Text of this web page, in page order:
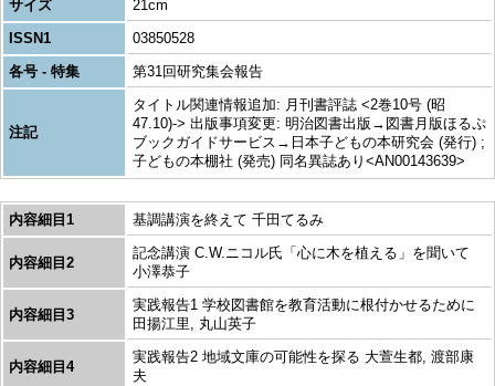
サイズ
21cm
ISSN1
03850528
各号 - 特集
第31回研究集会報告
注記
タイトル関連情報追加: 月刊書評誌 <2巻10号 (昭
47.10)-> 出版事項変更: 明治図書出版→図書月版ほるぷ
ブックガイドサービス→日本子どもの本研究会 (発行) ;
子どもの本棚社 (発売) 同名異誌あり<AN00143639>
内容細目1 基調講演を終えて 千田てるみ
内容細目2
記念講演 C.W.ニコル氏「心に木を植える」を聞いて
小澤恭子
内容細目3
実践報告1 学校図書館を教育活動に根付かせるために
田揚江里, 丸山英子
内容細目4
実践報告2 地域文庫の可能性を探る 大萱生都, 渡部康
夫